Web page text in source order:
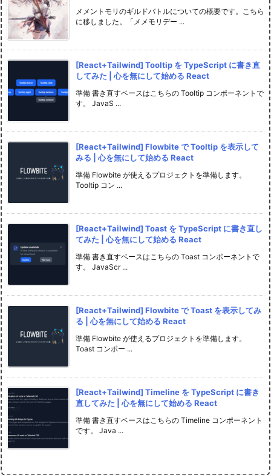
メメントモリのギルドバトルについての概要です。こちら
に移しました。「メメモリデー ...
[React+Tailwind] Tooltip を TypeScript に書き直
してみた | 心を無にして始める React
準備 書き直すベースはこちらの Tooltip コンポーネントで
す。 JavaS ...
[React+Tailwind] Flowbite で Tooltip を表示して
みる | 心を無にして始める React
準備 Flowbite が使えるプロジェクトを準備します。
Tooltip コン ...
[React+Tailwind] Toast を TypeScript に書き直し
てみた | 心を無にして始める React
準備 書き直すベースはこちらの Toast コンポーネントで
す。 JavaScr ...
[React+Tailwind] Flowbite で Toast を表示してみ
る | 心を無にして始める React
準備 Flowbite が使えるプロジェクトを準備します。
Toast コンポー ...
[React+Tailwind] Timeline を TypeScript に書き
直してみた | 心を無にして始める React
準備 書き直すベースはこちらの Timeline コンポーネント
です。 Java ...